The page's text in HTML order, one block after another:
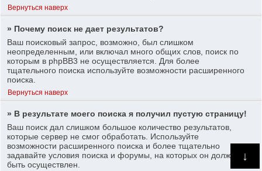
↓
Вернуться наверх
» Почему поиск не дает результатов?
Ваш поисковый запрос, возможно, был слишком
неопределенным, или включал много общих слов, поиск по
которым в phpBB3 не осуществляется. Для более
тщательного поиска используйте возможности расширенного
поиска.
Вернуться наверх
» В результате моего поиска я получил пустую страницу!
Ваш поиск дал слишком большое количество результатов,
которые сервер не смог обработать. Используйте
возможности расширенного поиска и более тщательно
задавайте условия поиска и форумы, на которых он должен
быть осуществлен.